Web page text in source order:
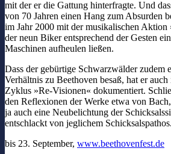
mit der er die Gattung hinterfragte. Und
von 70 Jahren einen Hang zum Absurden
im Jahr 2000 mit der musikalischen
der neun Biker entsprechend der Gesten
Maschinen aufheulen ließen.
Dass der gebürtige Schwarzwälder zudem
Verhältnis zu Beethoven besaß, hat er
Zyklus »Re-Visionen« dokumentiert.
den Reflexionen der Werke etwa von
ja auch eine Neubelichtung der
entschlackt von jeglichem Schicksalspathos.
bis 23. September, www.beethovenfest.de